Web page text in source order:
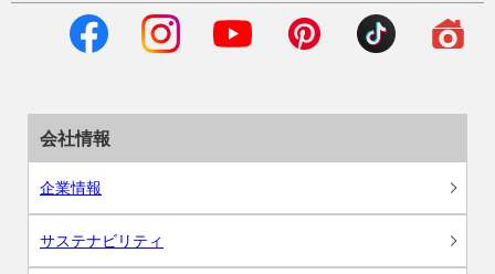
会社情報
企業情報
サステナビリティ